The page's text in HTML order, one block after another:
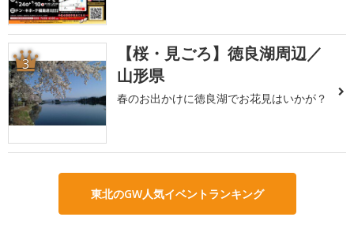
3
【桜・見ごろ】徳良湖周辺／
山形県
春のお出かけに徳良湖でお花見はいかが？
東北のGW人気イベントランキング